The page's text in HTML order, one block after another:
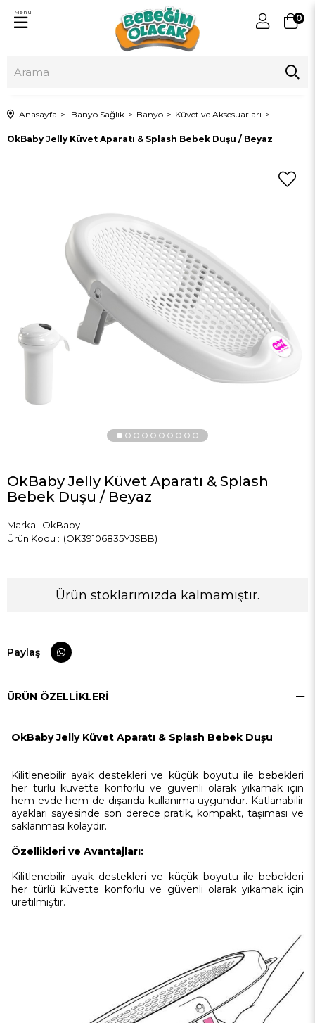
0
Menu
Anasayfa Banyo Sağlık Banyo Küvet ve Aksesuarları
OkBaby Jelly Küvet Aparatı & Splash Bebek Duşu / Beyaz
›
OkBaby Jelly Küvet Aparatı & Splash
Bebek Duşu / Beyaz
Marka : OkBaby
(OK39106835YJSBB)
Ürün stoklarımızda kalmamıştır.
Paylaş
ÜRÜN ÖZELLIKLERI
OkBaby Jelly Küvet Aparatı & Splash Bebek Duşu
Kilitlenebilir ayak destekleri ve küçük boyutu ile bebekleri
her türlü küvette konforlu ve güvenli olarak yıkamak için
hem evde hem de dışarıda kullanıma uygundur. Katlanabilir
ayakları sayesinde son derece pratik, kompakt, taşıması ve
saklanması kolaydır.
Özellikleri ve Avantajları:
Kilitlenebilir ayak destekleri ve küçük boyutu ile bebekleri
her türlü küvette konforlu ve güvenli olarak yıkamak için
üretilmiştir.